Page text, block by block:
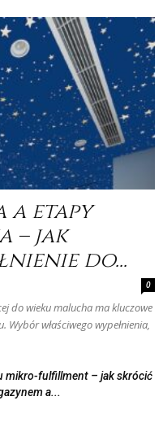
a etapy
– jak
do...
0
do wieku malucha ma kluczowe
właściwego wypełnienia,
mikro-fulfillment – jak skrócić
a...